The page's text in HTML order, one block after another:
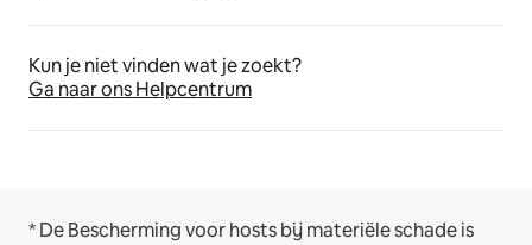
Kun je niet vinden wat je zoekt?
Ga naar ons Helpcentrum
* De Bescherming voor hosts bij materiële schade is